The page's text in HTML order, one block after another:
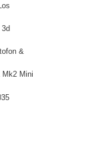
&
Mk2 Mini